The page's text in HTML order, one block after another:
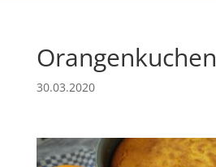
Orangenkuchen
30.03.2020